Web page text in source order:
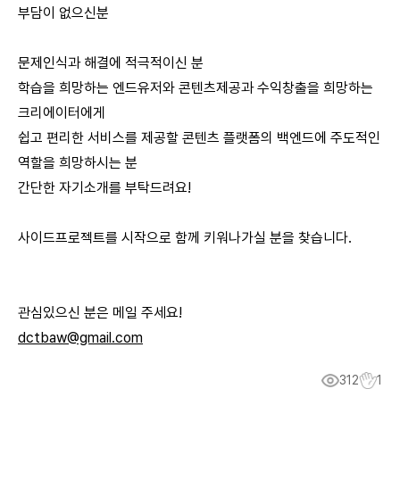
부담이 없으신분
문제인식과 해결에 적극적이신 분
학습을 희망하는 엔드유저와 콘텐츠제공과 수익창출을 희망하는
크리에이터에게
쉽고 편리한 서비스를 제공할 콘텐츠 플랫폼의 백엔드에 주도적인
역할을 희망하시는 분
간단한 자기소개를 부탁드려요!
사이드프로젝트를 시작으로 함께 키워나가실 분을 찾습니다.
관심있으신 분은 메일 주세요!
dctbaw@gmail.com
312 1